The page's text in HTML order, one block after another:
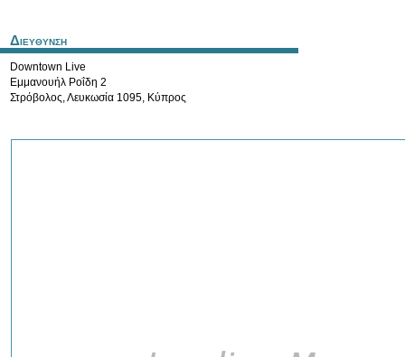
Διευθυνση
Downtown Live
Εμμανουήλ Ροΐδη 2
Στρόβολος,Λευκωσία 1095, Κύπρος